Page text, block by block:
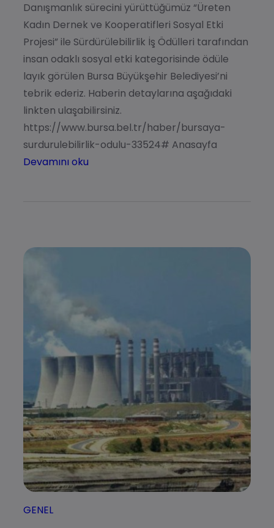
Danışmanlık sürecini yürüttüğümüz “Üreten
Kadın Dernek ve Kooperatifleri Sosyal Etki
Projesi” ile Sürdürülebilirlik İş Ödülleri tarafından
insan odaklı sosyal etki kategorisinde ödüle
layık görülen Bursa Büyükşehir Belediyesi’ni
tebrik ederiz. Haberin detaylarına aşağıdaki
linkten ulaşabilirsiniz.
https://www.bursa.bel.tr/haber/bursaya-
surdurulebilirlik-odulu-33524# Anasayfa
Devamını oku
GENEL